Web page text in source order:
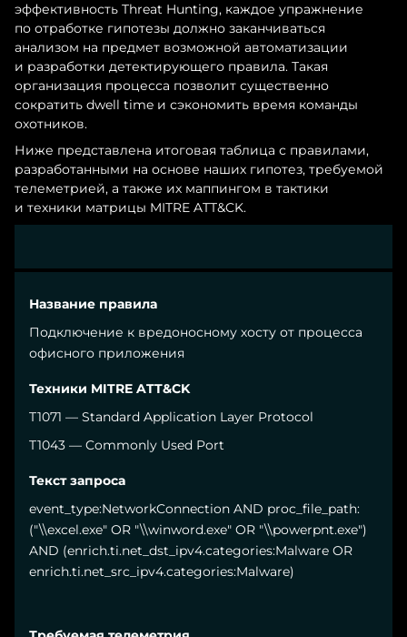
эффективность Threat Hunting, каждое упражнение
по отработке гипотезы должно заканчиваться
анализом на предмет возможной автоматизации
и разработки детектирующего правила. Такая
организация процесса позволит существенно
сократить dwell time и сэкономить время команды
охотников.
Ниже представлена итоговая таблица с правилами,
разработанными на основе наших гипотез, требуемой
телеметрией, а также их маппингом в тактики
и техники матрицы MITRE ATT&CK.
Подключение к вредоносному хосту от процесса
офисного приложения
T1071 — Standard Application Layer Protocol
T1043 — Commonly Used Port
event_type:NetworkConnection AND proc_file_path:
("\\excel.exe" OR "\\winword.exe" OR "\\powerpnt.exe")
AND (enrich.ti.net_dst_ipv4.categories:Malware OR
enrich.ti.net_src_ipv4.categories:Malware)